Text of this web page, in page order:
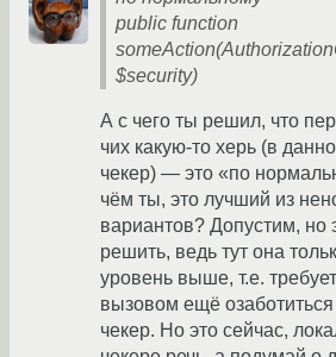
public function
$security)
А с чего ты решил, что
чих какую-то херь (в
чекер) — это «по
чём ты, это лучший из
вариантов? Допустим, но
решить, ведь тут она
уровень выше, т.е.
вызовом ещё озаботиться
чекер. Но это сейчас,